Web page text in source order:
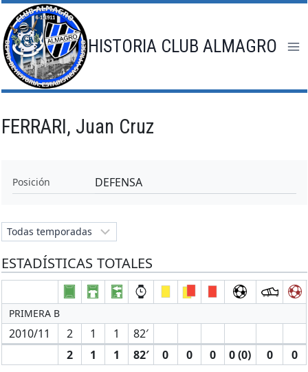
Saltar
al
contenido
HISTORIA CLUB ALMAGRO
FERRARI, Juan Cruz
Posición DEFENSA
ESTADÍSTICAS TOTALES
PRIMERA B
2010/11 2 1 1
82′
2
1 1 82′ 0 0 0 0 (0) 0 0